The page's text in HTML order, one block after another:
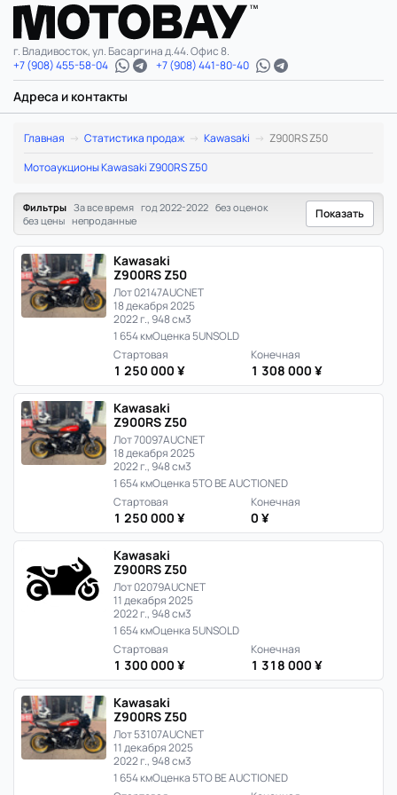
г. Владивосток, ул. Басаргина д.44. Офис 8.
+7 (908) 455-58-04
+7 (908) 441-80-40
Адреса и контакты
Kawasaki
Z900RS
Z50:
статистика
цен
и
продаж
в
Японии
Главная Статистика продаж Kawasaki
Z900RS Z50
Мотоаукционы Kawasaki Z900RS Z50
Фильтры За все время год 2022-2022 без оценок
без цены непроданные Показать
Kawasaki
Z900RS Z50
Лот 02147AUCNET
18 декабря 2025
2022 г., 948 см3
1 654 кмОценка 5UNSOLD
Стартовая
1 250 000 ¥
Конечная
1 308 000 ¥
Kawasaki
Z900RS Z50
Лот 70097AUCNET
18 декабря 2025
2022 г., 948 см3
1 654 кмОценка 5TO BE AUCTIONED
Стартовая
1 250 000 ¥
Конечная
0 ¥
Kawasaki
Z900RS Z50
Лот 02079AUCNET
11 декабря 2025
2022 г., 948 см3
1 654 кмОценка 5UNSOLD
Стартовая
1 300 000 ¥
Конечная
1 318 000 ¥
Kawasaki
Z900RS Z50
Лот 53107AUCNET
11 декабря 2025
2022 г., 948 см3
1 654 кмОценка 5TO BE AUCTIONED